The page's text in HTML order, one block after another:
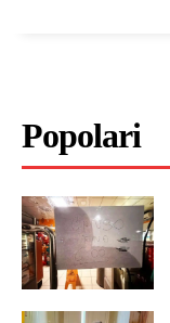
Popolari